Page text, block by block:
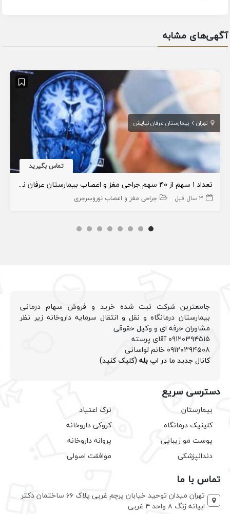
آگهی‌های مشابه
تهران بیمارستان عرفان نیایش
تماس بگیرید
تعداد ۱ سهم از ۴۰ سهم جراحی مغز و اعصاب بیمارستان عرفان نیایش
3 سال قبل جراحی مغز و اعصاب نوروسرجری
جامعترین شرکت ثبت شده خرید و فروش سهام درمانی
بیمارستان درمانگاه و نقل و انتقال سرمایه داروخانه زیر نظر
مشاوران حرفه ای و وکیل حقوقی
۰۹۱۲۰۳۹۴۵۱۵ آقای پرسته
۰۹۱۲۰۳۹۴۵۰۸ خانم لواسانی
کانال جدید ما در اپبله (کلیک کنید)
دسترسی سریع
بیمارستان
کلینیک درمانگاه
پوست مو زیبایی
دندانپزشکی
ترک اعتیاد
کروکی داروخانه
پروانه داروخانه
موافقت اصولی
تماس با ما
تهران میدان توحید خیابان پرچم غربی پلاک ۶۶ ساختمان دکتر
ابیانه زنگ ۸ واحد ۴ غربی